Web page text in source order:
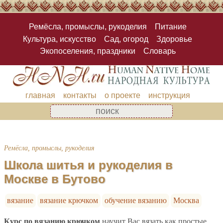
Ремёсла, промыслы, рукоделия
Питание
Культура, искусство
Сад, огород
Здоровье
Экопоселения, праздники
Словарь
главная контакты о проекте инструкция
Ремёсла, промыслы, рукоделия
Школа шитья и рукоделия в
Москве в Бутово
вязание вязание крючком обучение вязанию Москва
Курс по вязанию крючком научит Вас вязать как простые